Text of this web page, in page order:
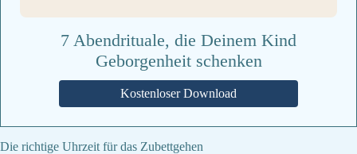
7 Abendrituale, die Deinem Kind
Geborgenheit schenken
Kostenloser Download
Die richtige Uhrzeit für das Zubettgehen